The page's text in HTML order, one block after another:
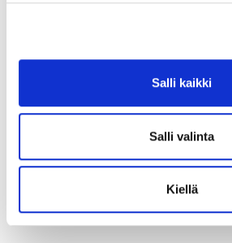
Salli kaikki
Salli valinta
Kiellä